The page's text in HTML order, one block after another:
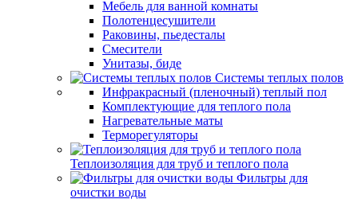
Мебель для ванной комнаты
Полотенцесушители
Раковины, пьедесталы
Смесители
Унитазы, биде
Системы теплых полов
Инфракрасный (пленочный) теплый пол
Комплектующие для теплого пола
Нагревательные маты
Терморегуляторы
Теплоизоляция для труб и теплого пола
Фильтры для
очистки воды